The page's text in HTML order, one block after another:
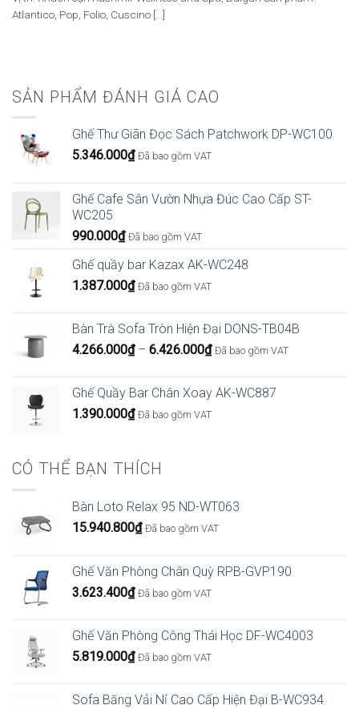
Atlantico, Pop, Folio, Cuscino [...]
SẢN PHẨM ĐÁNH GIÁ CAO
Ghế Thư Giãn Đọc Sách Patchwork DP-WC100
5.346.000₫ Đã bao gồm VAT
Ghế Cafe Sân Vườn Nhựa Đúc Cao Cấp ST-
WC205
990.000₫ Đã bao gồm VAT
Ghế quầy bar Kazax AK-WC248
1.387.000₫ Đã bao gồm VAT
Bàn Trà Sofa Tròn Hiện Đại DONS-TB04B
4.266.000₫ – 6.426.000₫Khoảng
4.266.000₫
đến
Đã bao gồm VAT
Ghế Quầy Bar Chân Xoay AK-WC887
1.390.000₫ Đã bao gồm VAT
CÓ THỂ BẠN THÍCH
Bàn Loto Relax 95 ND-WT063
15.940.800₫ Đã bao gồm VAT
Ghế Văn Phòng Chân Quỳ RPB-GVP190
3.623.400₫ Đã bao gồm VAT
Ghế Văn Phòng Công Thái Học DF-WC4003
5.819.000₫ Đã bao gồm VAT
Sofa Băng Vải Nỉ Cao Cấp Hiện Đại B-WC934